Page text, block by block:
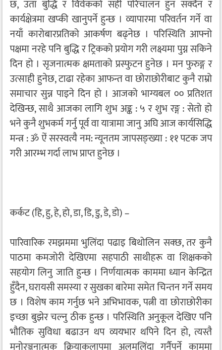
छ, उता बुद्धि र विवेकको सही परिचालन हुन सक्दैन र
कार्यक्षेत्रमा खप्की खानुपर्ने हुन्छ । व्यापारमा परिवर्तन गर्ने वा
नयाँ कारोबारप्रतिको आकर्षण बढ्नेछ । परिस्थिति आफ्नो
पक्षमा नरहे पनि बुद्धि र ट्रिकको प्रयोग गरी लक्ष्यमा पुग्न सकिने
दिन हो । सृजनात्मक क्षमताको प्रस्फुटन हुनेछ । मन फुरुङ्ग र
उत्साही हुनेछ, टाढा रहेका आफन्त वा छोराछोरीबाट कुनै राम्रो
समाचार सुन्न पाइने दिन हो । आजको भाग्यबल ०० प्रतिशत
देखिन्छ, साथै आजका लागि शुभ अङ्क : ५ र शुभ रङ्ग : सेतो हो
भने कुनै शुभकर्म गर्नु पूर्व वा यात्रामा जानु अघि आज कार्यसिद्धि
मन्त्र : ॐ ऐं सरस्वत्यै नम: न्यूनतम जापसङ्ख्या : ११ पटक जप
गरी आरम्भ गर्दा लाभ प्राप्त हुनेछ ।
कर्कट (हि, हु, हे, हो, डा, डि, डु, डे, डो) –
पारिवारिक रमझममा भुलिंदा पढाइ बिथोलिन सक्छ, तर कुनै
पाठमा कमजोरी देखिएमा सहपाठी साथीहरू वा शिक्षकको
सहयोग लिनु जाति हुन्छ । निर्णयात्मक काममा ध्यान केन्द्रित
हुँदैन, घरायसी समस्या र सुखका बारेमा समेत चिन्तन गर्ने समय
छ । विशेष काम गर्नुछ भने अभिभावक, पत्नी वा छोराछोरीका
इच्छा बुझेर चल्नु ठीक हुन्छ । परिस्थिति अनुकूल देखिए पनि
भौतिक सुविधा बढाउन थप व्ययभार थपिने दिन हो, त्यस्तै